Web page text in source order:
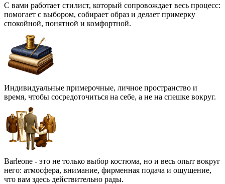
С вами работает стилист, который сопровождает весь процесс:
помогает с выбором, собирает образ и делает примерку
спокойной, понятной и комфортной.
Индивидуальные примерочные, личное пространство и
время, чтобы сосредоточиться на себе, а не на спешке вокруг.
Barleone - это не только выбор костюма, но и весь опыт вокруг
него: атмосфера, внимание, фирменная подача и ощущение,
что вам здесь действительно рады.